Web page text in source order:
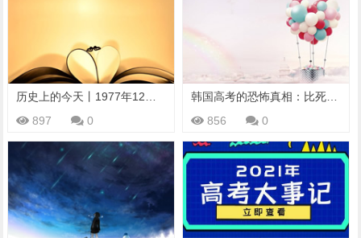
897
0
856
0